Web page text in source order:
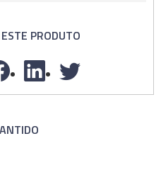
PRODUTO